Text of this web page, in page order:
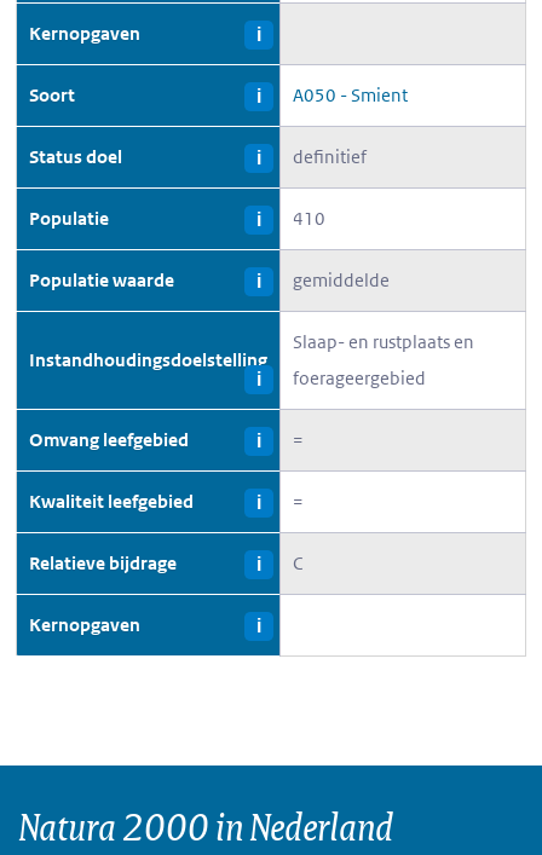
Kernopgaven i
Soort i A050 - Smient
Status doel i definitief
Populatie i 410
Populatie waarde i gemiddelde
Instandhoudingsdoelstelling
i
Slaap- en rustplaats en
foerageergebied
Omvang leefgebied i =
Kwaliteit leefgebied i =
Relatieve bijdrage i C
Kernopgaven i
Natura 2000 in Nederland